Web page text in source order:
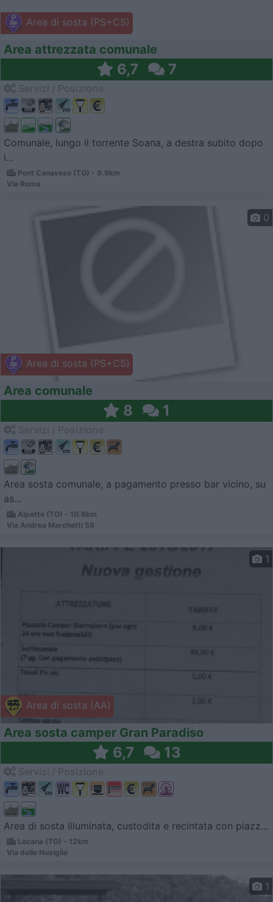
Area di sosta (PS+CS)
Area attrezzata comunale
6,7 7
Comunale, lungo il torrente Soana, a destra subito dopo
i...
Pont Canavese (TO) - 9.9km
Via Roma
Area di sosta (PS+CS)
0
Area comunale
8 1
Area sosta comunale, a pagamento presso bar vicino, su
as...
Alpette (TO) - 10.6km
Via Andrea Marchetti 59
Area di sosta (AA)
1
Area sosta camper Gran Paradiso
6,7 13
Area di sosta illuminata, custodita e recintata con piazz...
Locana (TO) - 12km
Via delle Nusiglie
1